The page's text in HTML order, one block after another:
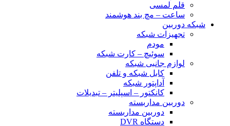
قلم لمسی
ساعت – مچ بند هوشمند
شبکه دوربین
تجهیزات شبکه
مودم
سوئیچ – کارت شبکه
لوازم جانبی شبکه
کابل شبکه و تلفن
آداپتور شبکه
کانکتور – اسپلیتر – تبدیلات
دوربین مداربسته
دوربین مداربسته
دستگاه DVR